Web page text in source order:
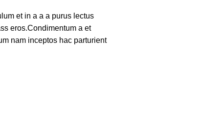
et in a a a purus lectus
eros.Condimentum a et
nam inceptos hac parturient